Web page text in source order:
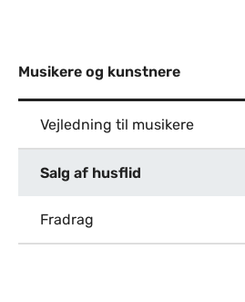
Musikere og kunstnere
Vejledning til musikere
Salg af husflid
Fradrag